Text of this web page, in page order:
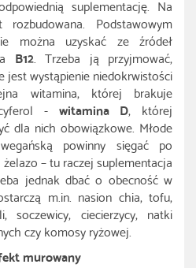
suplementację. Na
Podstawowym
można uzyskać ze źródeł
B12. Trzeba ją przyjmować,
jest wystąpienie niedokrwistości
witamina, której brakuje
- witamina D, której
dla nich obowiązkowe. Młode
powinny sięgać po
– tu raczej suplementacja
jednak dbać o obecność w
m.in. nasion chia, tofu,
soczewicy, ciecierzycy, natki
czy komosy ryżowej.
murowany